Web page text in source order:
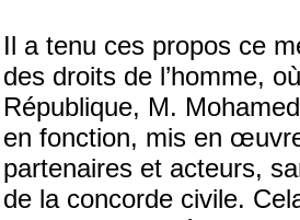
Il a tenu ces propos ce
des droits de l’homme,
République, M.
en fonction, mis en
partenaires et acteurs,
de la concorde civile.